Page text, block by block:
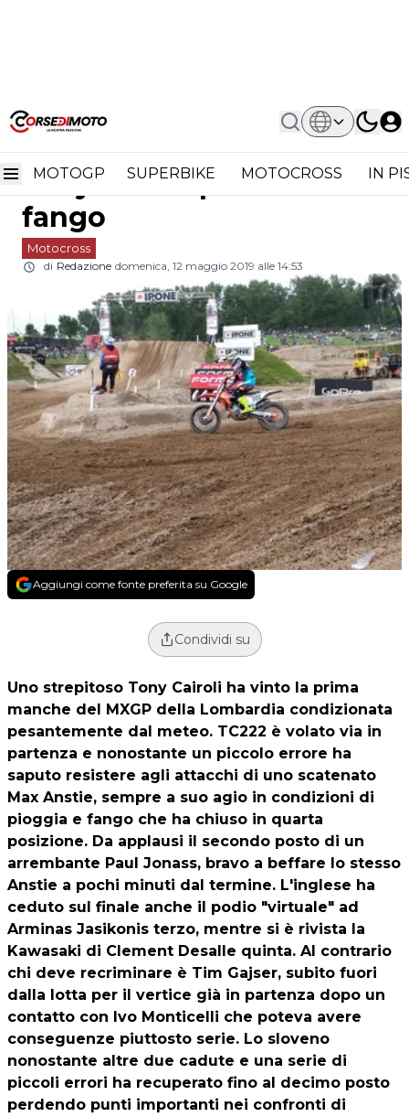
MOTOGP SUPERBIKE MOTOCROSS IN
Home Motocross
MXGP Lombardia, Gara 1: Tony
MXGP Lombardia, Gara 1:
Tony Cairoli più forte del
fango
Motocross
di Redazione domenica, 12 maggio 2019 alle 14:53
Aggiungi come fonte preferita su Google
Condividi su
Uno strepitoso Tony Cairoli ha vinto la prima
manche del MXGP della Lombardia condizionata
pesantemente dal meteo. TC222 è volato via in
partenza e nonostante un piccolo errore ha
saputo resistere agli attacchi di uno scatenato
Max Anstie, sempre a suo agio in condizioni di
pioggia e fango che ha chiuso in quarta
posizione. Da applausi il secondo posto di un
arrembante Paul Jonass, bravo a beffare lo stesso
Anstie a pochi minuti dal termine. L'inglese ha
ceduto sul finale anche il podio "virtuale" ad
Arminas Jasikonis terzo, mentre si è rivista la
Kawasaki di Clement Desalle quinta. Al contrario
chi deve recriminare è Tim Gajser, subito fuori
dalla lotta per il vertice già in partenza dopo un
contatto con Ivo Monticelli che poteva avere
conseguenze piuttosto serie. Lo sloveno
nonostante altre due cadute e una serie di
piccoli errori ha recuperato fino al decimo posto
perdendo punti importanti nei confronti di